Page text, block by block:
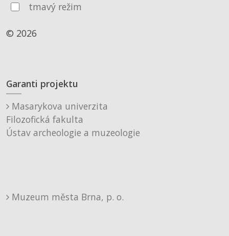
tmavý režim
© 2026
Garanti projektu
Masarykova univerzita
Filozofická fakulta
Ústav archeologie a muzeologie
Muzeum města Brna, p. o.